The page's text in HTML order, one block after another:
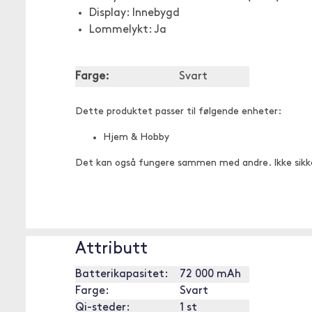
Display: Innebygd
Lommelykt: Ja
Farge: Svart
Dette produktet passer til følgende enheter:
Hjem & Hobby
Det kan også fungere sammen med andre. Ikke
Attributt
Batterikapasitet:
72 000 mAh
Farge:
Svart
Qi-steder:
1 st